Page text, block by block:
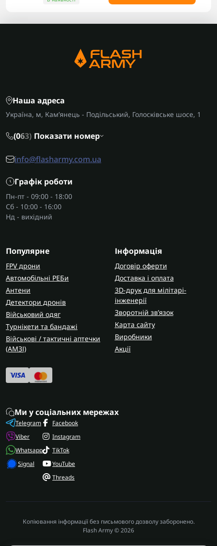
Наша адреса
Україна, м, Кам’янець - Подільський, Голосківське шосе, 1
(063) Показати номер
info@flasharmy.com.ua
Графік роботи
Пн-пт - 09:00 - 18:00
Сб - 10:00 - 16:00
Нд - вихідний
Популярне
FPV дрони
Автомобільні РЕБи
Антени
Детектори дронів
Військовий одяг
Турнікети та бандажі
Військові / тактичні аптечки
(AMЗІ)
Інформація
Договір оферти
Доставка і оплата
3D-друк для мілітарі-
інженерії
Зворотній зв’язок
Карта сайту
Виробники
Акції
Ми у соціальних мережах
Telegram
Viber
Whatsapp
Signal
Facebook
Instagram
TikTok
YouTube
Threads
Копіювання інформації без письмового дозволу заборонено.
Flash Army © 2026